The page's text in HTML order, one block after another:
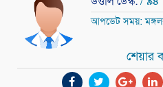
আপডেট সময়:
শেয়ার